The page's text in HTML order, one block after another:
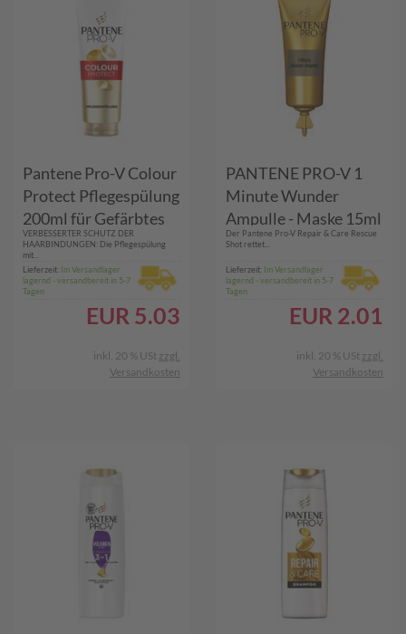
Pantene Pro-V Colour
Protect Pflegespülung
200ml für Gefärbtes
Haar. Active Nutri-
Plex
VERBESSERTER SCHUTZ DER
HAARBINDUNGEN: Die Pflegespülung
mit...
Lieferzeit: Im Versandlager
lagernd - versandbereit in 5-7
Tagen
EUR 5.03
inkl. 20 % USt zzgl.
Versandkosten
PANTENE PRO-V 1
Minute Wunder
Ampulle - Maske 15ml
Der Pantene Pro-V Repair & Care Rescue
Shot rettet...
Lieferzeit: Im Versandlager
lagernd - versandbereit in 5-7
Tagen
EUR 2.01
inkl. 20 % USt zzgl.
Versandkosten